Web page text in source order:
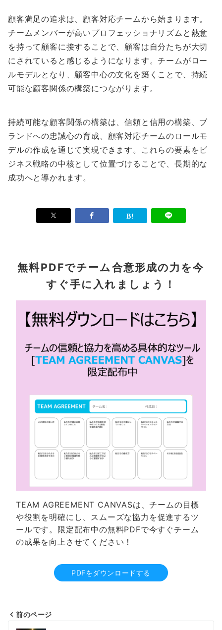
顧客満足の追求は、顧客対応チームから始まります。
チームメンバーが高いプロフェッショナリズムと熱意
を持って顧客に接することで、顧客は自分たちが大切
にされていると感じるようになります。チームがロー
ルモデルとなり、顧客中心の文化を築くことで、持続
可能な顧客関係の構築につながります。
持続可能な顧客関係の構築は、信頼と信用の構築、ブ
ランドへの忠誠心の育成、顧客対応チームのロールモ
デルの作成を通じて実現できます。これらの要素をビ
ジネス戦略の中核として位置づけることで、長期的な
成功へと導かれます。
無料PDFでチーム合意形成の力を今
すぐ手に入れましょう！
TEAM AGREEMENT CANVASは、チームの目標
や役割を明確にし、スムーズな協力を促進するツ
ールです。限定配布中の無料PDFで今すぐチーム
の成果を向上させてください！
PDFをダウンロードする
前のページ